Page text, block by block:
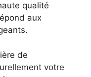
qualité
aux
de
votre